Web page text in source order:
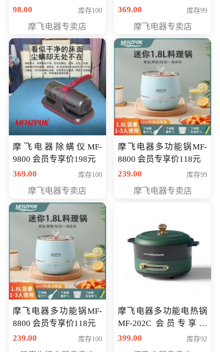
98.00
库存100
摩飞电器专卖店
元
369.00 库存99
摩飞电器专卖店
摩飞电器除螨仪MF-
9800 会员专享价198元
369.00
库存100
摩飞电器专卖店
摩飞电器多功能锅MF-
8800 会员专享价118元
239.00
库存99
摩飞电器专卖店
摩飞电器多功能锅MF-
8800 会员专享价118元
239.00
库存100
摩飞电器多功能电热锅
MF-202C 会员专享价
269元
399.00 库存92